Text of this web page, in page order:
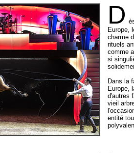
D
Europe,
charme
rituels
comme
si
Dans la
Europe,
d'autres
vieil
entité